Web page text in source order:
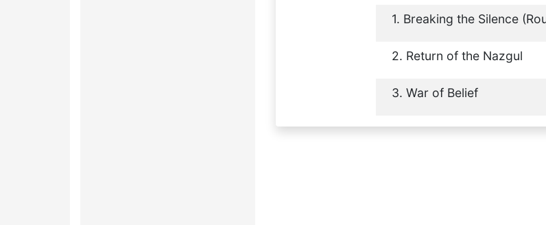
1. Breaking the Silence
2. Return of the Nazgul
3. War of Belief